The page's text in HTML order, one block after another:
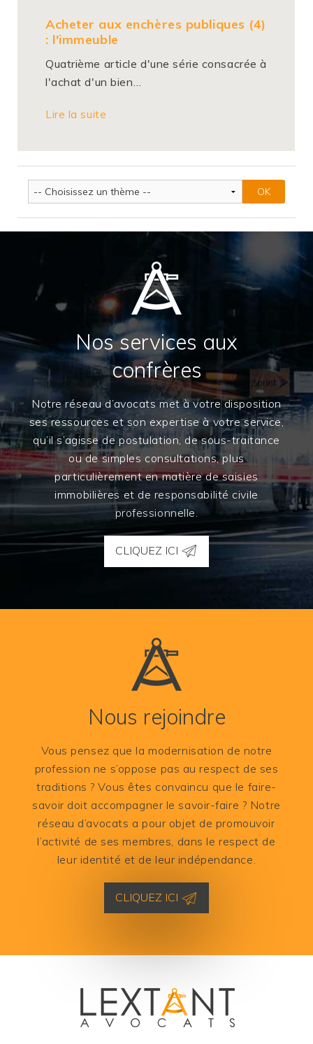
Acheter aux enchères publiques (4)
: l'immeuble
Quatrième article d'une série consacrée à
l'achat d'un bien…
Lire la suite
Nos services aux
confrères
Notre réseau d’avocats met à votre disposition
ses ressources et son expertise à votre service,
qu’il s’agisse de postulation, de sous-traitance
ou de simples consultations, plus
particulièrement en matière de saisies
immobilières et de responsabilité civile
professionnelle.
CLIQUEZ ICI
Nous rejoindre
Vous pensez que la modernisation de notre
profession ne s’oppose pas au respect de ses
traditions ? Vous êtes convaincu que le faire-
savoir doit accompagner le savoir-faire ? Notre
réseau d’avocats a pour objet de promouvoir
l’activité de ses membres, dans le respect de
leur identité et de leur indépendance.
CLIQUEZ ICI